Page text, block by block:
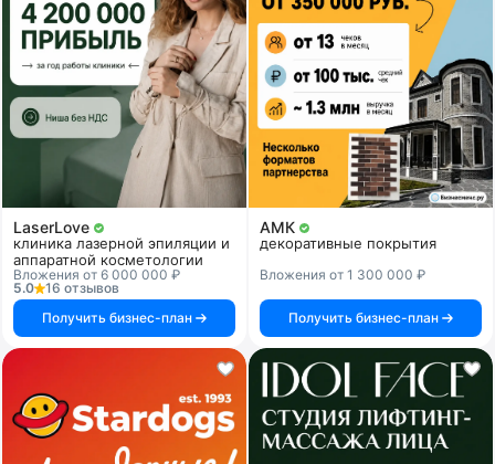
LaserLove
клиника лазерной эпиляции и
аппаратной косметологии
Вложения от 6 000 000 ₽
5.0
16 отзывов
Получить бизнес-план
АМК
декоративные покрытия
Вложения от 1 300 000 ₽
Получить бизнес-план